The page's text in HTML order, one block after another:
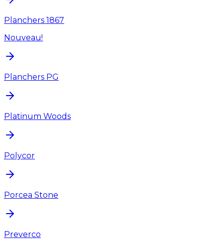
Planchers 1867
Nouveau!
Planchers PG
Platinum Woods
Polycor
Porcea Stone
Preverco